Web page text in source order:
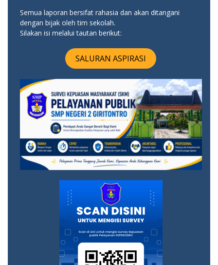
Semua laporan bersifat rahasia dan akan ditangani
dengan bijak oleh tim sekolah.
Silakan isi melalui tautan berikut:
SALURAN ASPIRASI